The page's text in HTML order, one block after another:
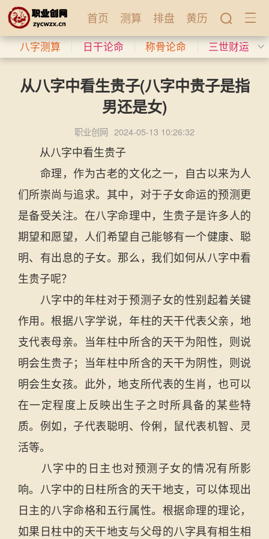
首页 测算 排盘 黄历
八字测算 日干论命 称骨论命 三世财运
从八字中看生贵子(八字中贵子是指
男还是女)
职业创网 2024-05-13 10:26:32
从八字中看生贵子
命理，作为古老的文化之一，自古以来为人
们所崇尚与追求。其中，对于子女命运的预测更
是备受关注。在八字命理中，生贵子是许多人的
期望和愿望，人们希望自己能够有一个健康、聪
明、有出息的子女。那么，我们如何从八字中看
生贵子呢？
八字中的年柱对于预测子女的性别起着关键
作用。根据八字学说，年柱的天干代表父亲，地
支代表母亲。当年柱中所含的天干为阳性，则说
明会生贵子；当年柱中所含的天干为阴性，则说
明会生女孩。此外，地支所代表的生肖，也可以
在一定程度上反映出生子之时所具备的某些特
质。例如，子代表聪明、伶俐，鼠代表机智、灵
活等。
八字中的日主也对预测子女的情况有所影
响。八字中的日柱所含的天干地支，可以体现出
日主的八字命格和五行属性。根据命理的理论，
如果日柱中的天干地支与父母的八字具有相生相